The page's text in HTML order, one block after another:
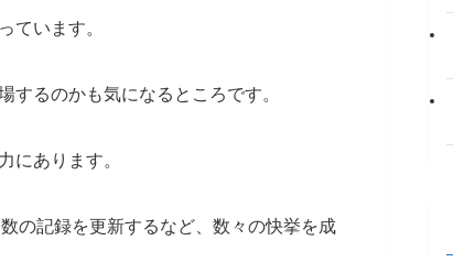
ています。
するのかも気になるところです。
にあります。
の記録を更新するなど、数々の快挙を成